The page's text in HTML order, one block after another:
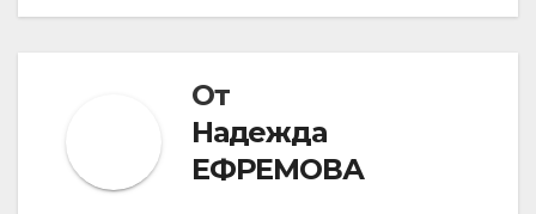
От
Надежда
ЕФРЕМОВА